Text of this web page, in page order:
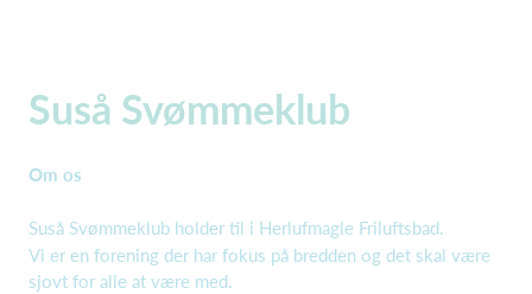
Suså Svømmeklub
Om os
Suså Svømmeklub holder til i Herlufmagle Friluftsbad.
Vi er en forening der har fokus på bredden og det skal være
sjovt for alle at være med.